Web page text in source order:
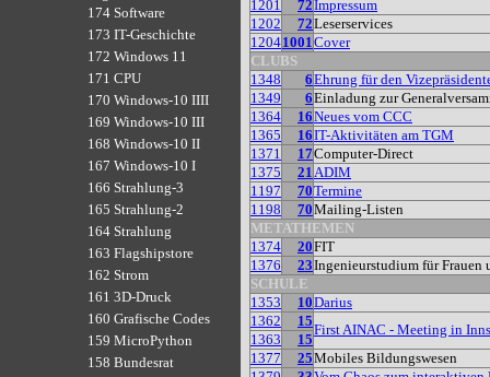
174 Software
173 IT-Geschichte
172 Windows 11
171 CPU
170 Windows-10 IIII
169 Windows-10 III
168 Windows-10 II
167 Windows-10 I
166 Strahlung-3
165 Strahlung-2
164 Strahlung
163 Flagshipstore
162 Strom
161 3D-Druck
160 Grafische Codes
159 MicroPython
158 Bundesrat
1201
72Impressum
1202
72Leserservices
12041001Cover
CLUBS
1348
6Ehrung für den
1349
6Einladung zur
1364
16Neues vom CCC
1365
16IT-Aktivitäten am TGM
1371
17Computer-Direct
1375
21ADIM
1197
70Termine
1198
70Mailing-Listen
METATHEMEN
1374
20FIT
1376
23Ingenieurstudium für Frauen
SCHULE
1353
10Darius
1362
15
First AINAC - Meeting in
1363
15
1377
25Mobiles Bildungswesen